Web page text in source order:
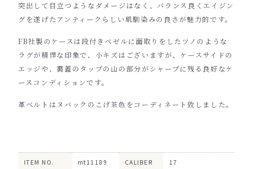
突出して目立つようなダメージはなく、バランス良くエイジン
グを遂げたアンティークらしい肌馴染みの良さが魅力的です。
FB社製のケースは段付きベゼルに面取りをしたツノのような
ラグが精悍な印象で、小キズはございますが、ケースサイドの
エッジや、裏蓋のタップの山の部分がシャープに残る良好なケ
ースコンディションです。
革ベルトはヌバックのこげ茶色をコーディネート致しました。
ITEM NO. mt11189 CALIBER 17